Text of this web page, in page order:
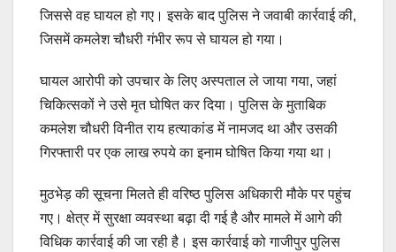
जिससे वह घायल हो गए। इसके बाद पुलिस ने जवाबी कार्रवाई की,
जिसमें कमलेश चौधरी गंभीर रूप से घायल हो गया।
घायल आरोपी को उपचार के लिए अस्पताल ले जाया गया, जहां
चिकित्सकों ने उसे मृत घोषित कर दिया। पुलिस के मुताबिक
कमलेश चौधरी विनीत राय हत्याकांड में नामजद था और उसकी
गिरफ्तारी पर एक लाख रुपये का इनाम घोषित किया गया था।
मुठभेड़ की सूचना मिलते ही वरिष्ठ पुलिस अधिकारी मौके पर पहुंच
गए। क्षेत्र में सुरक्षा व्यवस्था बढ़ा दी गई है और मामले में आगे की
विधिक कार्रवाई की जा रही है। इस कार्रवाई को गाजीपुर पुलिस